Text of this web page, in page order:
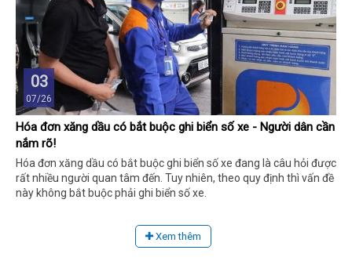
03
07/26
Hóa đơn xăng dầu có bắt buộc ghi biển số xe - Người dân cần
nắm rõ!
Hóa đơn xăng dầu có bắt buộc ghi biển số xe đang là câu hỏi được
rất nhiều người quan tâm đến. Tuy nhiên, theo quy định thì vấn đề
này không bắt buộc phải ghi biển số xe.
Xem thêm